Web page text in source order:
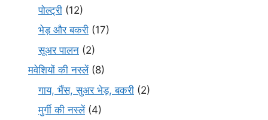
पोल्ट्री (12)
भेड़ और बकरी (17)
सूअर पालन (2)
मवेशियों की नस्लें(8)
गाय, भैंस, सुअर भेड़, बकरी (2)
मुर्गी की नस्लें(4)